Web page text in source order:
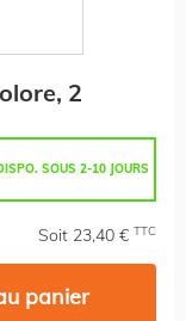
2
SOUS 2-10 JOURS
Soit 23,40 € TTC
panier